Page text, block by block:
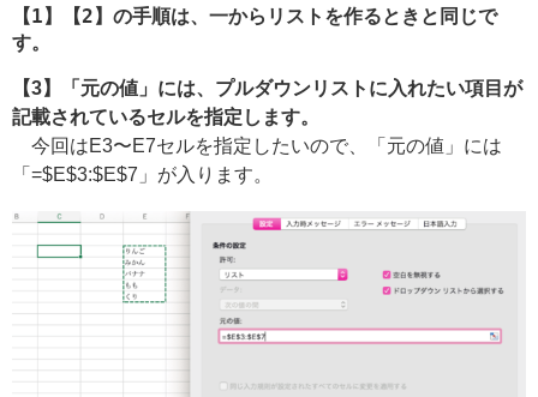
【1】【2】の手順は、一からリストを作るときと同じで
す。
【3】「元の値」には、プルダウンリストに入れたい項目が
記載されているセルを指定します。
今回はE3〜E7セルを指定したいので、「元の値」には
「=$E$3:$E$7」が入ります。